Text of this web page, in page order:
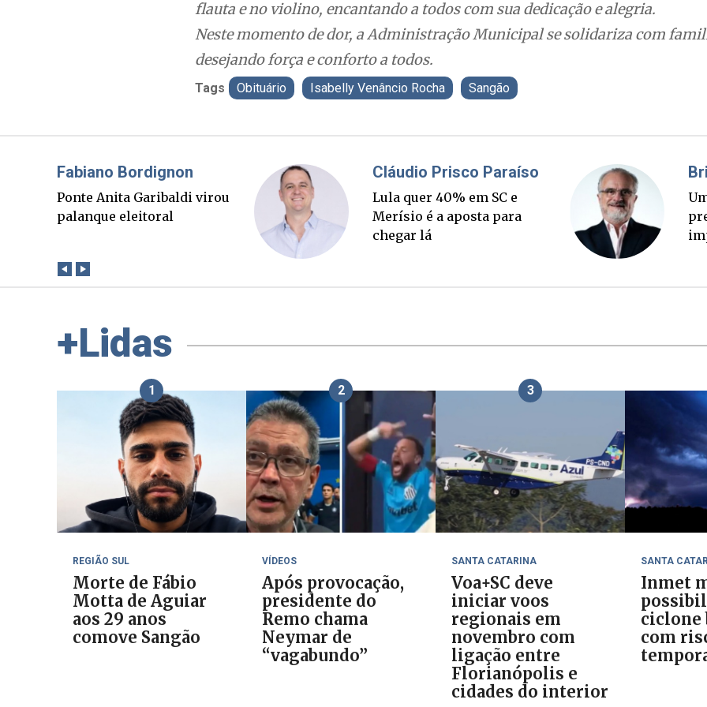
flauta e no violino, encantando a todos com sua dedicação e alegria.
Neste momento de dor, a Administração Municipal se solidariza com
desejando força e conforto a todos.
Tags Obituário Isabelly Venâncio Rocha Sangão
Misael Elias
O Boato corre mais rápido
que a verdade. Mas quem
Fabiano Bordignon
Ponte Anita Garibaldi virou
palanque eleitoral
+Lidas
1
REGIÃO SUL
Morte de Fábio
Motta de Aguiar
aos 29 anos
comove Sangão
2
VÍDEOS
Após provocação,
presidente do
Remo chama
Neymar de
“vagabundo”
3
SANTA CATARINA
Voa+SC deve
iniciar voos
regionais em
novembro com
ligação entre
Florianópolis e
cidades do interior
SANTA
Inmet
ciclone
com